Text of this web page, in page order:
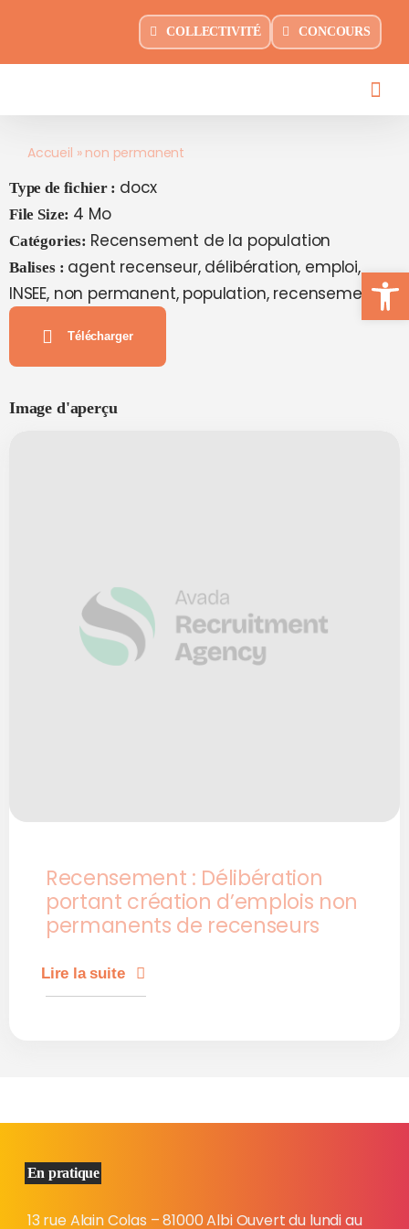
Ouvrir
contenu
COLLECTIVITÉ CONCOURS
Accueil » non permanent
Type de fichier : docx
File Size: 4 Mo
Catégories: Recensement de la population
Balises : agent recenseur, délibération, emploi,
INSEE, non permanent, population, recensement
Télécharger
Image d'aperçu
Recensement : Délibération
portant création d’emplois non
permanents de recenseurs
Lire la suite
En pratique
13 rue Alain Colas – 81000 Albi Ouvert du lundi au